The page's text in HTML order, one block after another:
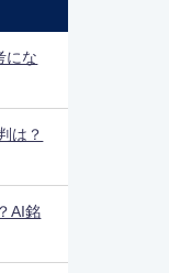
にな
は？
AI銘